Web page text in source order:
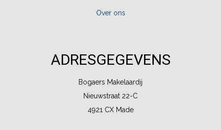
Over ons
ADRESGEGEVENS
Bogaers Makelaardij
Nieuwstraat 22-C
4921 CX Made